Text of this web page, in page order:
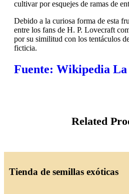
cultivar por esquejes de ramas de
Debido a la curiosa forma de esta
entre los fans de H. P. Lovecraft
por su similitud con los tentáculos
ficticia.
Fuente: Wikipedia La
Related
Tienda de semillas exóticas